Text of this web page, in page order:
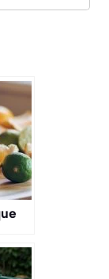
des